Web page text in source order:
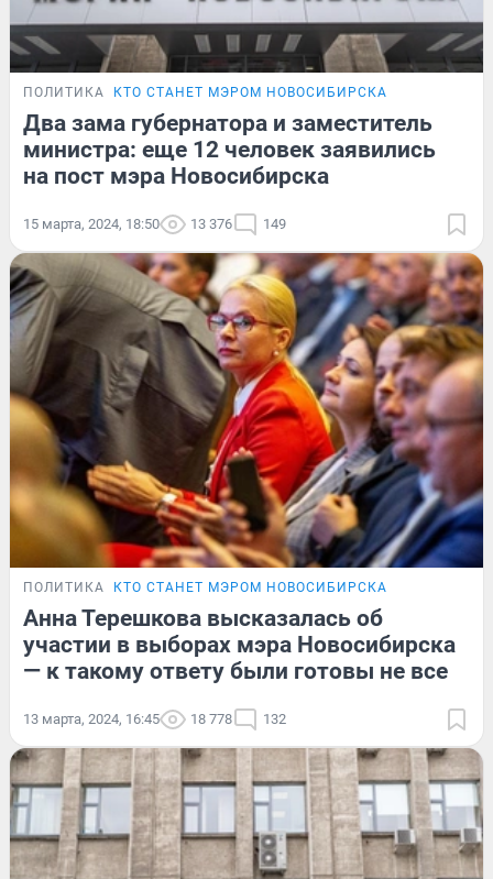
ПОЛИТИКА КТО СТАНЕТ МЭРОМ НОВОСИБИРСКА
Два зама губернатора и заместитель
министра: еще 12 человек заявились
на пост мэра Новосибирска
15 марта, 2024, 18:50 13 376 149
ПОЛИТИКА КТО СТАНЕТ МЭРОМ НОВОСИБИРСКА
Анна Терешкова высказалась об
участии в выборах мэра Новосибирска
— к такому ответу были готовы не все
13 марта, 2024, 16:45 18 778 132